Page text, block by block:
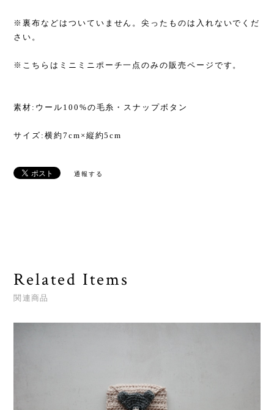
※裏布などはついていません。尖ったものは入れないでくだ
さい。
※こちらはミニミニポーチ一点のみの販売ページです。
素材:ウール100%の毛糸・スナップボタン
サイズ:横約7cm×縦約5cm
通報する
Related Items
関連商品